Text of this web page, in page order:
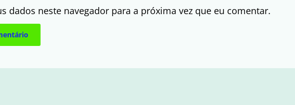
dados neste navegador para a próxima vez que eu comentar.